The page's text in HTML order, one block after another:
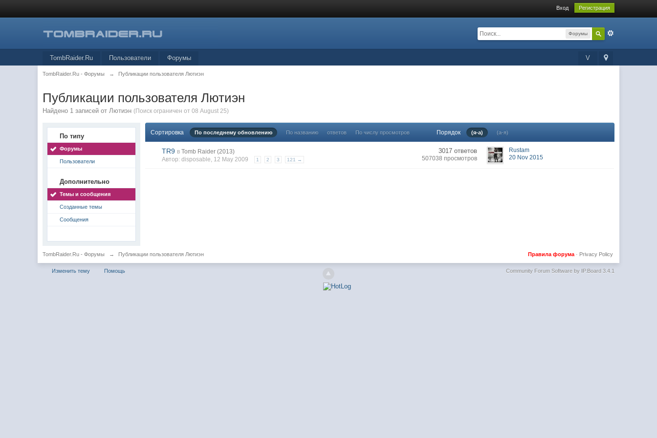
Вход Регистрация
Форумы
V
TombRaider.Ru Пользователи Форумы
TombRaider.Ru - Форумы → Публикации пользователя Лютиэн
Публикации пользователя Лютиэн
Найдено 1 записей от Лютиэн (Поиск ограничен от 08 August 25)
По типу
Форумы
Пользователи
Дополнительно
Темы и сообщения
Созданные темы
Сообщения
Сортировка По последнему обновлению По названию ответов По числу просмотров Порядок (я-а) (а-я)
TR9 вTomb Raider (2013)
Автор:disposable, 12 May 2009 1 2 3 121 →
3017 ответов
507038 просмотров
Rustam
20 Nov 2015
TombRaider.Ru - Форумы → Публикации пользователя Лютиэн Privacy Policy
Правила форума·
Изменить тему Помощь Community Forum Software by IP.Board 3.4.1